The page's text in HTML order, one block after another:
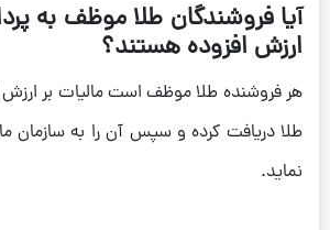
آیا فروشندگان طلا موظف به
ارزش افزوده هستند؟
هر فروشنده طلا موظف است مالیات بر ارزش
طلا دریافت کرده و سپس آن را به سازمان
نماید.